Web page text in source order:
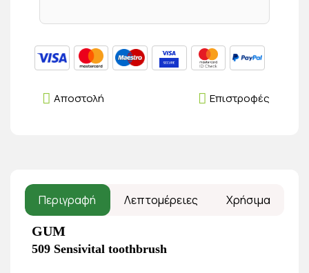
Επιστροφές
Αποστολή
Περιγραφή Λεπτομέρειες Χρήσιμα
GUM
509 Sensivital toothbrush